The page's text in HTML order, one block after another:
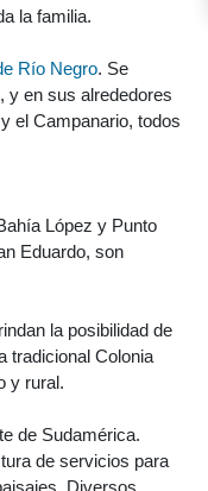
la familia.
Río Negro. Se
y en sus alrededores
el Campanario, todos
López y Punto
Eduardo, son
la posibilidad de
tradicional Colonia
y rural.
de Sudamérica.
de servicios para
Diversos